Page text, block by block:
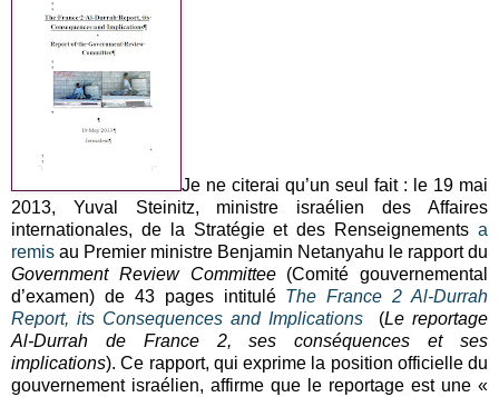
Je ne citerai qu’un seul fait : le 19 mai
2013, Yuval Steinitz, ministre israélien des Affaires
internationales, de la Stratégie et des Renseignements a
remis au Premier ministre Benjamin Netanyahu le rapport du
Government Review Committee(Comité gouvernemental
d’examen) de 43 pages intitulé The France 2 Al-Durrah
Report, its Consequences and Implications (Le reportage
Al-Durrah de France 2, ses conséquences et ses
implications). Ce rapport, qui exprime la position officielle du
gouvernement israélien, affirme que le reportage est une «